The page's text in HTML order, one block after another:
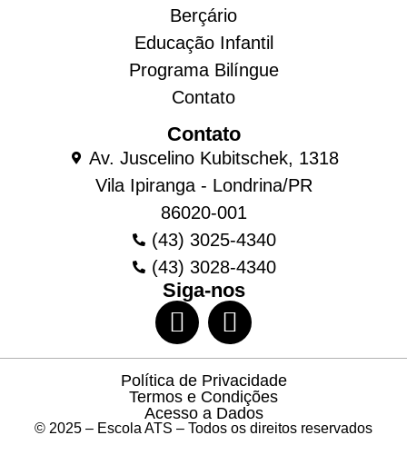
Berçário
Educação Infantil
Programa Bilíngue
Contato
Contato
Av. Juscelino Kubitschek, 1318
Vila Ipiranga - Londrina/PR
86020-001
(43) 3025-4340
(43) 3028-4340
Siga-nos
Política de Privacidade
Termos e Condições
Acesso a Dados
© 2025 – Escola ATS – Todos os direitos reservados